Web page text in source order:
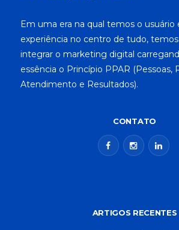
Em uma era na qual temos o usuário
experiência no centro de tudo,
integrar o marketing digital
essência o Princípio PPAR (Pessoas,
Atendimento e Resultados).
CONTATO
ARTIGOS RECENTES